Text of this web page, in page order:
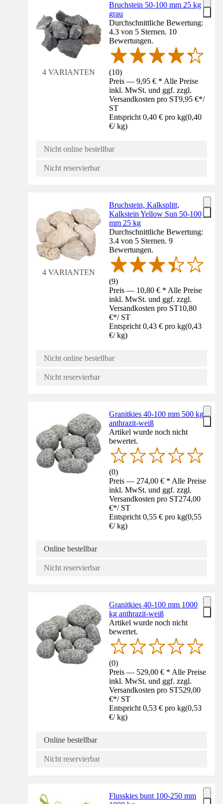
4 VARIANTEN
Bruchstein 50-100 mm 25 kg
grau
Durchschnittliche Bewertung:
4.3 von 5 Sternen. 10
Bewertungen.
(10)
Preis — 9,95 € * Alle Preise
inkl. MwSt. und ggf. zzgl.
Versandkosten pro ST9,95 €*/
ST
Entspricht 0,40 € pro kg(0,40
€/ kg)
Nicht online bestellbar
Nicht reservierbar
4 VARIANTEN
Bruchstein, Kalksplitt,
Kalkstein Yellow Sun 50-100
mm 25 kg
Durchschnittliche Bewertung:
3.4 von 5 Sternen. 9
Bewertungen.
(9)
Preis — 10,80 € * Alle Preise
inkl. MwSt. und ggf. zzgl.
Versandkosten pro ST10,80
€*/ ST
Entspricht 0,43 € pro kg(0,43
€/ kg)
Nicht online bestellbar
Nicht reservierbar
Granitkies 40-100 mm 500 kg
anthrazit-weiß
Artikel wurde noch nicht
bewertet.
(0)
Preis — 274,00 € * Alle Preise
inkl. MwSt. und ggf. zzgl.
Versandkosten pro ST274,00
€*/ ST
Entspricht 0,55 € pro kg(0,55
€/ kg)
Online bestellbar
Nicht reservierbar
Granitkies 40-100 mm 1000
kg anthrazit-weiß
Artikel wurde noch nicht
bewertet.
(0)
Preis — 529,00 € * Alle Preise
inkl. MwSt. und ggf. zzgl.
Versandkosten pro ST529,00
€*/ ST
Entspricht 0,53 € pro kg(0,53
€/ kg)
Online bestellbar
Nicht reservierbar
Flusskies bunt 100-250 mm